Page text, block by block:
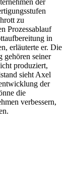
zu
Prozessablauf
in
erläuterte er. Die
gehören seiner
produziert,
sieht Axel
der
die
verbessern,